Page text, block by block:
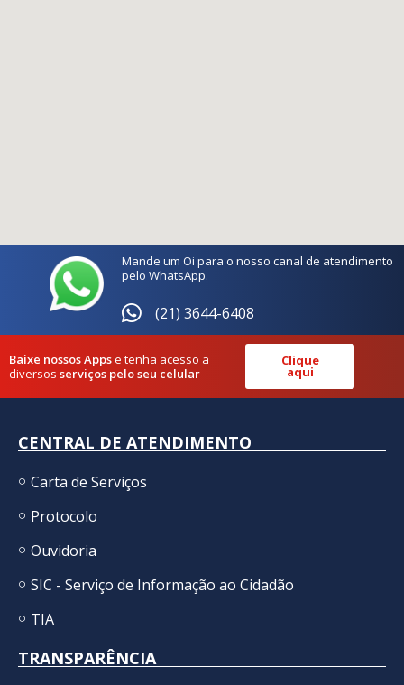
Mande um Oi para o nosso canal de atendimento
pelo WhatsApp.
(21) 3644-6408
Baixe nossos Appse tenha acesso a
diversos serviços pelo seu celular
Clique
aqui
CENTRAL DE ATENDIMENTO
Carta de Serviços
Protocolo
Ouvidoria
SIC - Serviço de Informação ao Cidadão
TIA
TRANSPARÊNCIA